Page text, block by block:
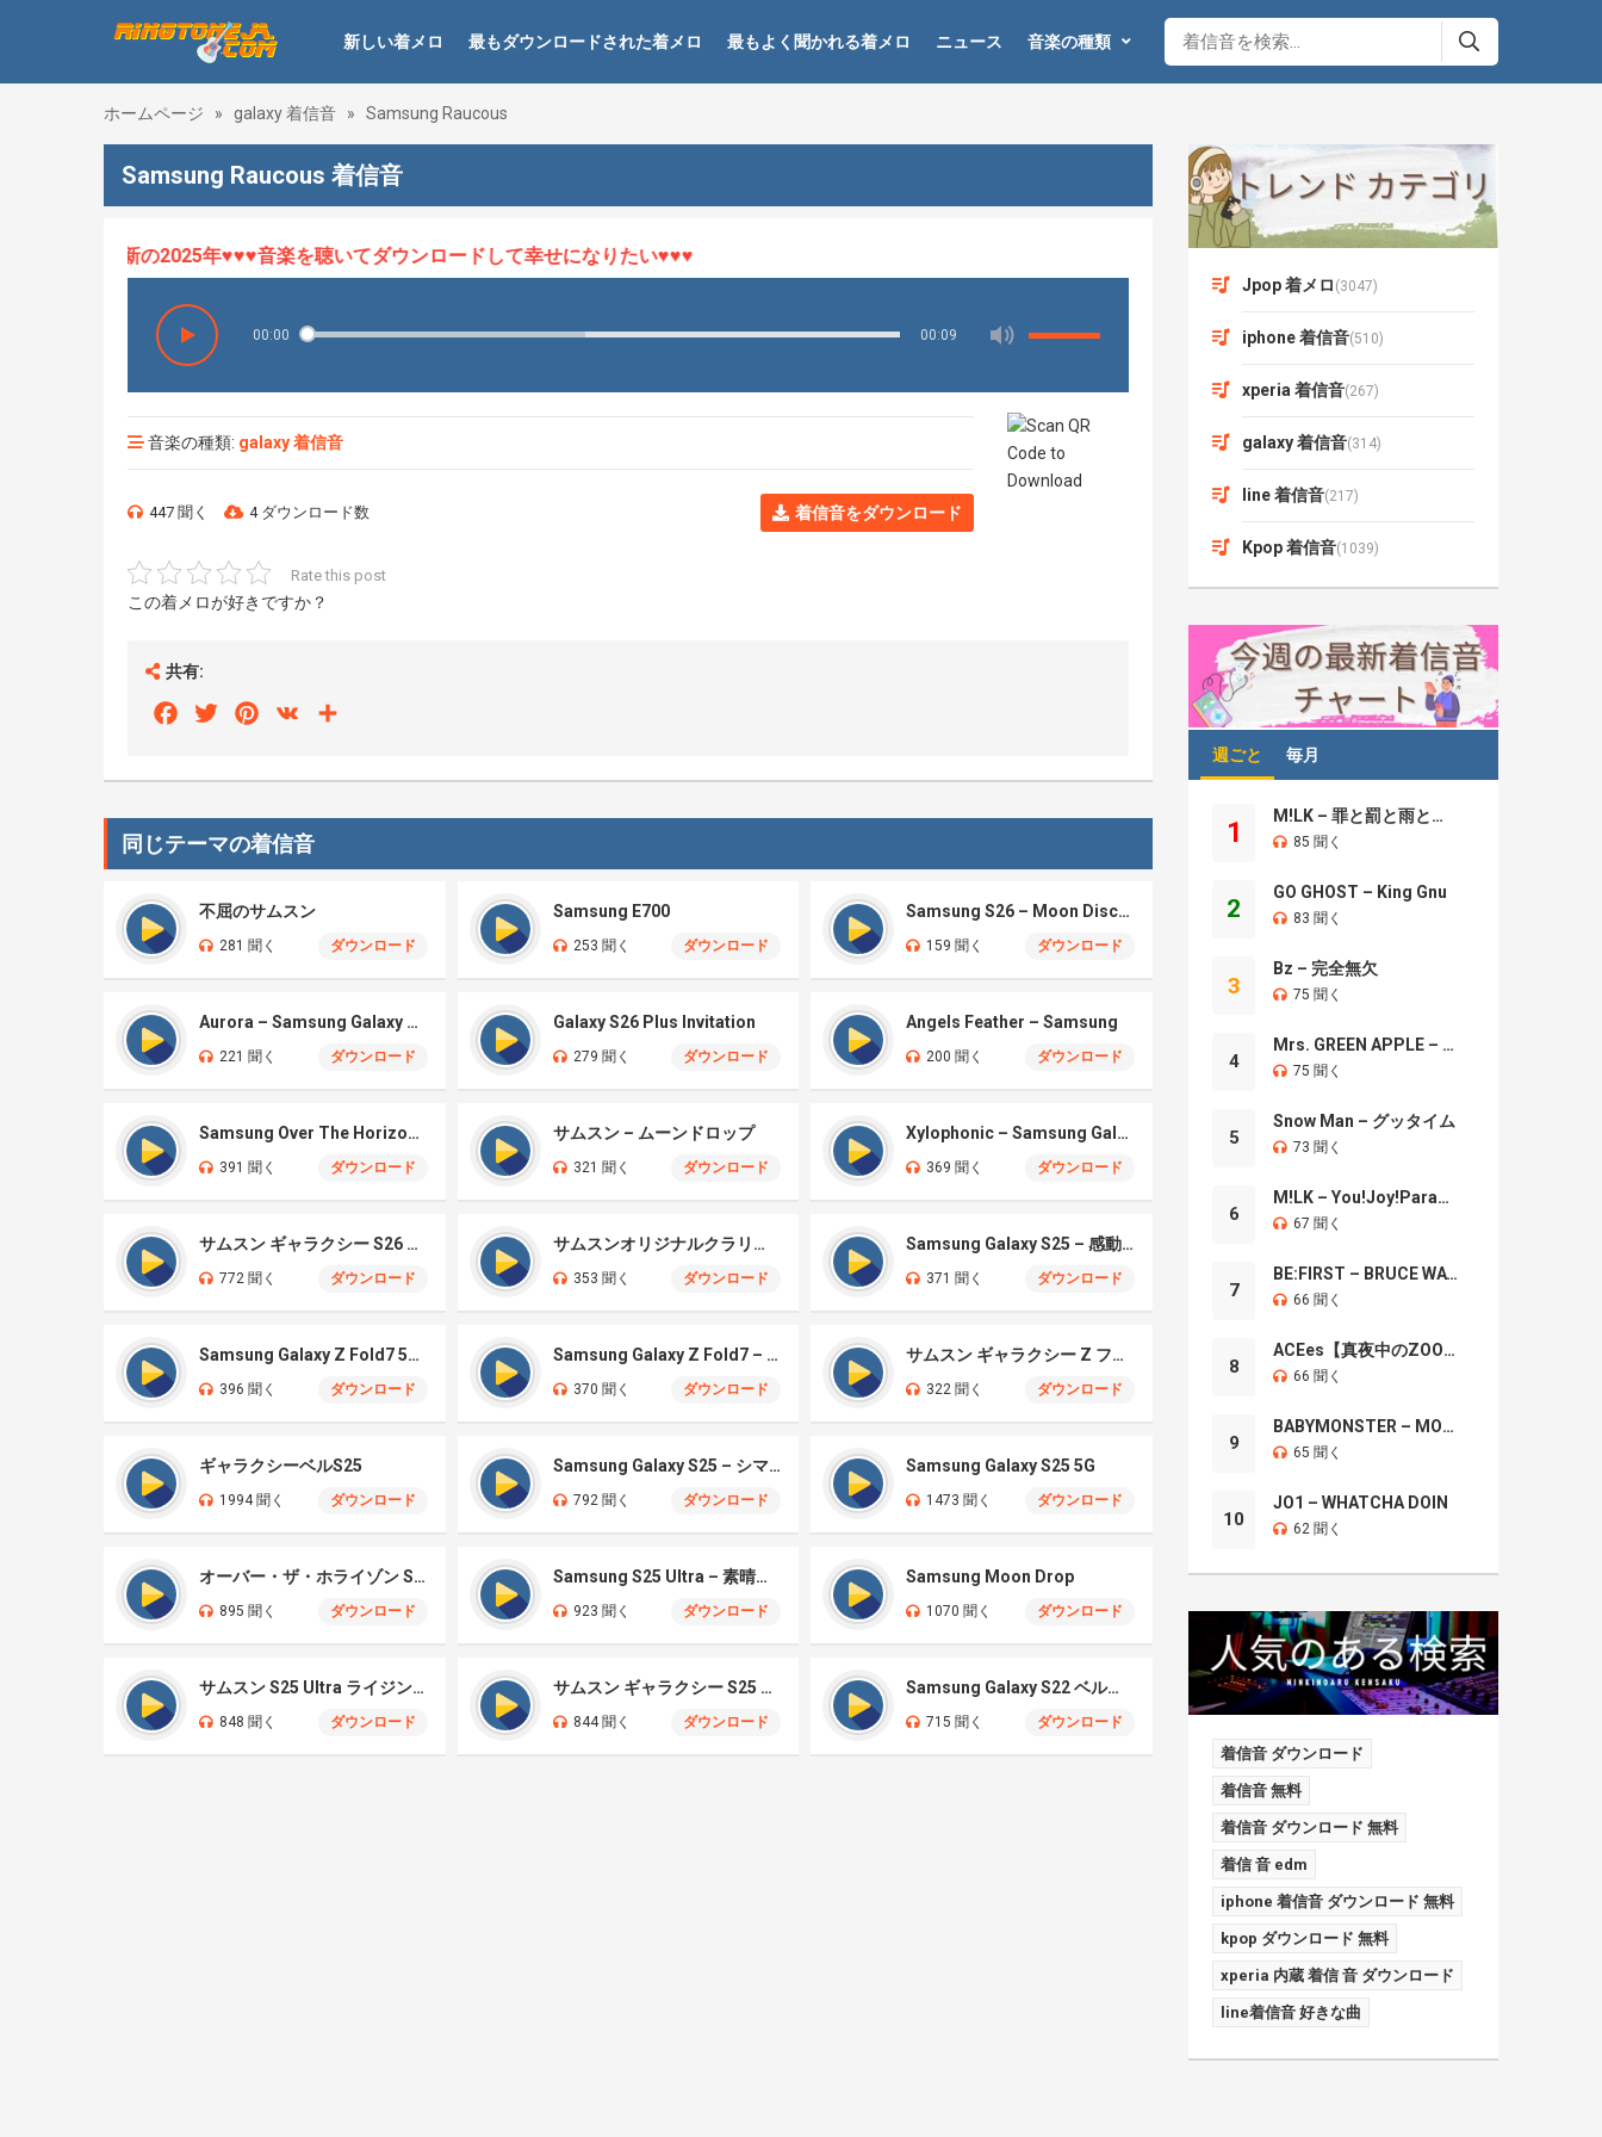
新しい着メロ 最もダウンロードされた着メロ 最もよく聞かれる着メロ ニュース 音楽の種類
ホームページ » galaxy 着信音 » Samsung Raucous
Samsung Raucous 着信音
HOT、最新の2025年♥♥♥音楽を聴いてダウンロードして幸せになりたい♥♥♥
00:00 00:09
音楽の種類: galaxy 着信音
447 聞く 4 ダウンロード数 着信音をダウンロード
Rate this post
この着メロが好きですか？
共有:
FacebookTwitterPinterest
VK
同じテーマの着信音
不屈のサムスン
281 聞く ダウンロード
Samsung E700
253 聞く ダウンロード
Samsung S26 – Moon Discovery
159 聞く ダウンロード
Aurora – Samsung Galaxy S26
221 聞く ダウンロード
Galaxy S26 Plus Invitation
279 聞く ダウンロード
Angels Feather – Samsung
200 聞く ダウンロード
Samsung Over The Horizon 2026
391 聞く ダウンロード
サムスン – ムーンドロップ
321 聞く ダウンロード
Xylophonic – Samsung Galaxy S26 Ultra
369 聞く ダウンロード
サムスン ギャラクシー S26 ウルトラ
772 聞く ダウンロード
サムスンオリジナルクラリティ
353 聞く ダウンロード
Samsung Galaxy S25 – 感動のセンセーション
371 聞く ダウンロード
Samsung Galaxy Z Fold7 5G – Illusionary
396 聞く ダウンロード
Samsung Galaxy Z Fold7 – Aurora
370 聞く ダウンロード
サムスン ギャラクシー Z フォールド7
322 聞く ダウンロード
ギャラクシーベルS25
1994 聞く ダウンロード
Samsung Galaxy S25 – シマー
792 聞く ダウンロード
Samsung Galaxy S25 5G
1473 聞く ダウンロード
オーバー・ザ・ホライゾン S25
895 聞く ダウンロード
Samsung S25 Ultra – 素晴らしいクラシックベル
923 聞く ダウンロード
Samsung Moon Drop
1070 聞く ダウンロード
サムスン S25 Ultra ライジングサン
848 聞く ダウンロード
サムスン ギャラクシー S25 ウルトラ
844 聞く ダウンロード
Samsung Galaxy S22 ベルフォン
715 聞く ダウンロード
Jpop 着メロ (3047)
iphone 着信音(510)
xperia 着信音(267)
galaxy 着信音(314)
line 着信音(217)
Kpop 着信音(1039)
週ごと 毎月
1
M!LK – 罪と罰と雨とキス
85 聞く
2
GO GHOST – King Gnu
83 聞く
3
Bz – 完全無欠
75 聞く
4
Mrs. GREEN APPLE – Brand New
75 聞く
5
Snow Man – グッタイム
73 聞く
6
M!LK – You!Joy!Parade!
67 聞く
7
BE:FIRST – BRUCE WAYNE
66 聞く
8
ACEes【真夜中のZOO】
66 聞く
9
BABYMONSTER – MOON
65 聞く
10
JO1 – WHATCHA DOIN
62 聞く
着信音 ダウンロード
着信音 無料
着信音 ダウンロード 無料
着信 音 edm
iphone 着信音 ダウンロード 無料
kpop ダウンロード 無料
xperia 内蔵 着信 音 ダウンロード
line着信音 好きな曲